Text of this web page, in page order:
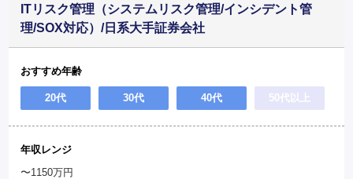
ITリスク管理（システムリスク管理/インシデント管
理/SOX対応）/日系大手証券会社
おすすめ年齢
20代 30代 40代 50代以上
年収レンジ
〜1150万円